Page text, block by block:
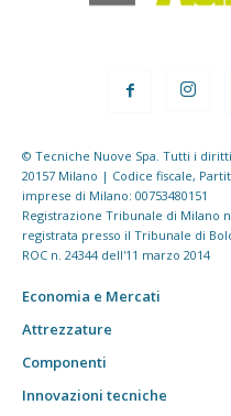
© Tecniche Nuove Spa. Tutti i
20157 Milano | Codice fiscale,
imprese di Milano: 00753480151
Registrazione Tribunale di Milano
registrata presso il Tribunale di
ROC n. 24344 dell'11 marzo 2014
Economia e Mercati
Attrezzature
Componenti
Innovazioni tecniche